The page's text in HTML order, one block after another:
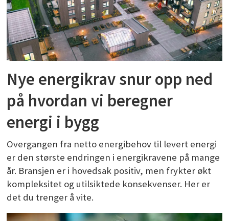
Nye energikrav snur opp ned
på hvordan vi beregner
energi i bygg
Overgangen fra netto energibehov til levert energi
er den største endringen i energikravene på mange
år. Bransjen er i hovedsak positiv, men frykter økt
kompleksitet og utilsiktede konsekvenser. Her er
det du trenger å vite.